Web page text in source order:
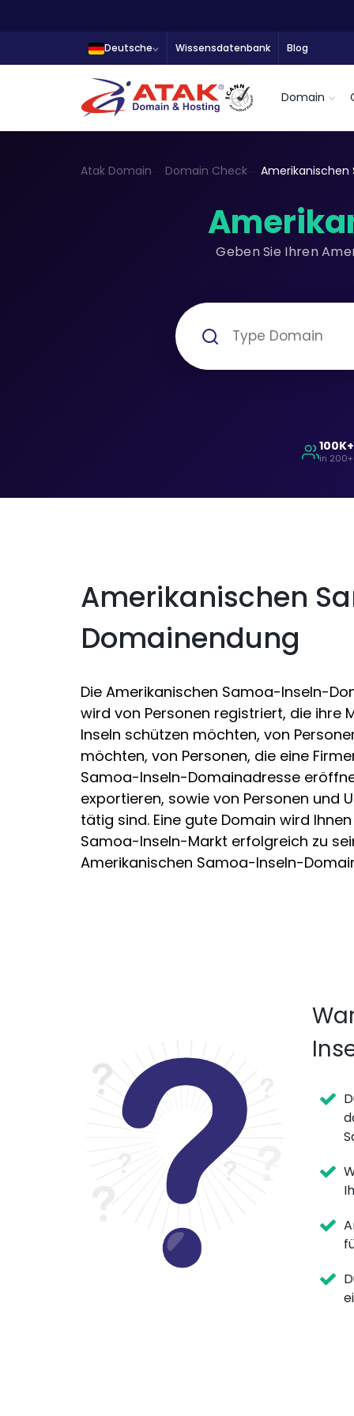
Deutsche Wissensdatenbank Blog
Domain
Atak Domain Domain Check
Geben Sie Ihren
in
Amerikanischen
Domainendung
Die Amerikanischen Samoa-Inseln-
wird von Personen registriert, die ihre
Inseln schützen möchten, von
möchten, von Personen, die eine
Samoa-Inseln-Domainadresse
exportieren, sowie von Personen und
tätig sind. Eine gute Domain wird
Samoa-Inseln-Markt erfolgreich zu
Amerikanischen Samoa-Inseln-